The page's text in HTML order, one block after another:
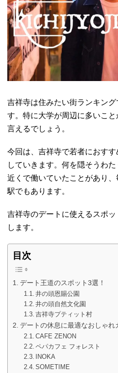
吉祥寺は住みたい街ランキン
す。特に大学が周辺に多いこ
言えるでしょう。
今回は、吉祥寺で若者におす
していきます。何を隠そうわ
近くで働いていたことがあり
駅でもあります。
吉祥寺のデートに使えるスポ
します。
目次
デート王道のスポット3選！
井の頭恩賜公園
井の頭自然文化園
吉祥寺プティット村
デートの休息に最適なおしゃれ
CAFE ZENON
ペパカフェ フォレスト
INOKA
SOMETIME